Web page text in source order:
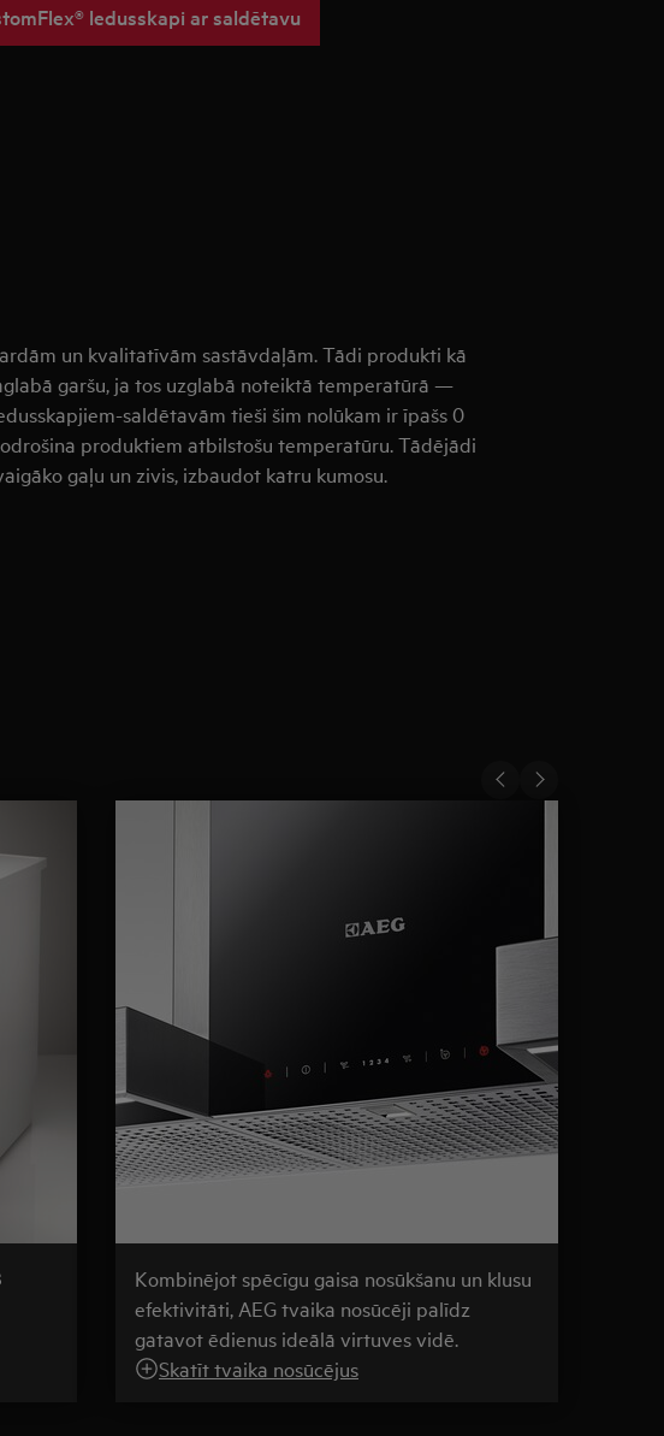
ledusskapi ar saldētavu
un kvalitatīvām sastāvdaļām. Tādi produkti kā
garšu, ja tos uzglabā noteiktā temperatūrā —
saldētavām tieši šim nolūkam ir īpašs 0
produktiem atbilstošu temperatūru. Tādējādi
gaļu un zivis, izbaudot katru kumosu.
Kombinējot spēcīgu gaisa nosūkšanu un klusu
efektivitāti, AEG tvaika nosūcēji palīdz
gatavot ēdienus ideālā virtuves vidē.
Skatīt tvaika nosūcējus